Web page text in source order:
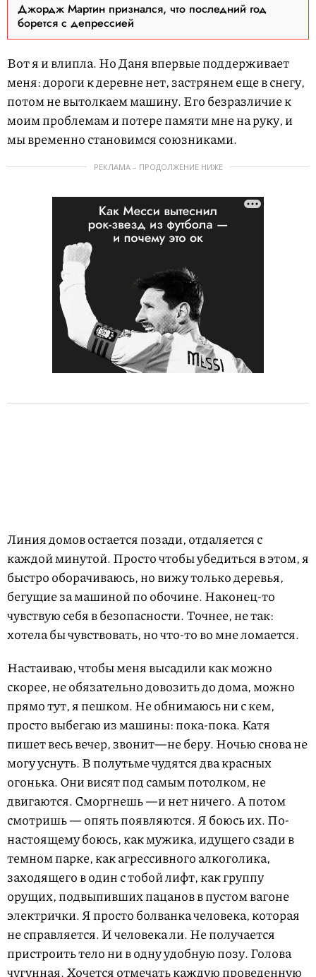
Джордж Мартин признался, что последний год
борется с депрессией
Вот я и влипла. Но Даня впервые поддерживает
меня: дороги к деревне нет, застрянем еще в снегу,
потом не вытолкаем машину. Его безразличие к
моим проблемам и потере памяти мне на руку, и
мы временно становимся союзниками.
РЕКЛАМА – ПРОДОЛЖЕНИЕ НИЖЕ
Линия домов остается позади, отдаляется с
каждой минутой. Просто чтобы убедиться в этом, я
быстро оборачиваюсь, но вижу только деревья,
бегущие за машиной по обочине. Наконец-то
чувствую себя в безопасности. Точнее, не так:
хотела бы чувствовать, но что-то во мне ломается.
Настаиваю, чтобы меня высадили как можно
скорее, не обязательно довозить до дома, можно
прямо тут, я пешком. Не обнимаюсь ни с кем,
просто выбегаю из машины: пока-пока. Катя
пишет весь вечер, звонит—не беру. Ночью снова не
могу уснуть. В полутьме чудятся два красных
огонька. Они висят под самым потолком, не
двигаются. Сморгнешь —и нет ничего. А потом
смотришь — опять появляются. Я боюсь их. По-
настоящему боюсь, как мужика, идущего сзади в
темном парке, как агрессивного алкоголика,
заходящего в один с тобой лифт, как группу
орущих, подвыпивших пацанов в пустом вагоне
электрички. Я просто болванка человека, которая
не справляется. И человека ли. Не получается
пристроить тело ни в одну удобную позу. Голова
чугунная. Хочется отмечать каждую проведенную